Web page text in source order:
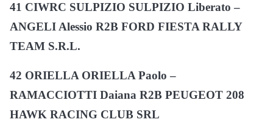
41 CIWRC SULPIZIO SULPIZIO Liberato –
ANGELI Alessio R2B FORD FIESTA RALLY
TEAM S.R.L.
42 ORIELLA ORIELLA Paolo –
RAMACCIOTTI Daiana R2B PEUGEOT 208
HAWK RACING CLUB SRL